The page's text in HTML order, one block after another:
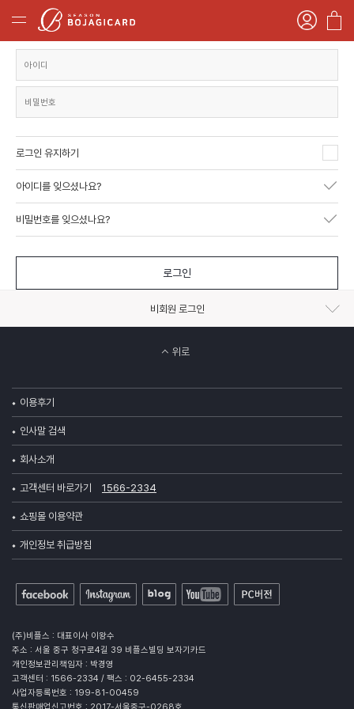
로그인 유지하기
아이디를 잊으셨나요?
비밀번호를 잊으셨나요?
로그인
비회원 로그인
위로
이용후기
인사말 검색
회사소개
고객센터 바로가기 1566-2334
쇼핑몰 이용약관
개인정보 취급방침
(주)비플스 : 대표이사 이왕수
주소 : 서울 중구 청구로4길 39 비플스빌딩 보자기카드
개인정보관리책임자 : 박경영
고객센터 : 1566-2334 / 팩스 : 02-6455-2334
사업자등록번호 : 199-81-00459